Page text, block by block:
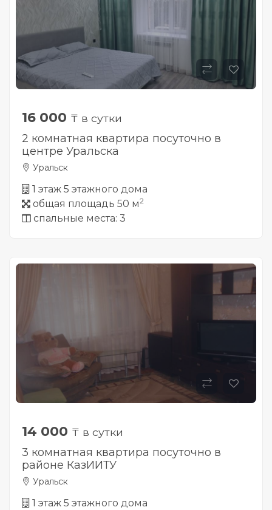
16 000 ₸ в сутки
2 комнатная квартира посуточно в
центре Уральска
Уральск
1 этаж 5 этажного дома
общая площадь 50 м2
спальные места: 3
14 000 ₸ в сутки
3 комнатная квартира посуточно в
районе КазИИТУ
Уральск
1 этаж 5 этажного дома